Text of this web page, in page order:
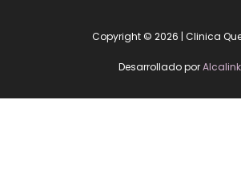
Copyright © 2026 | Clinica
Desarrollado por Alcalink